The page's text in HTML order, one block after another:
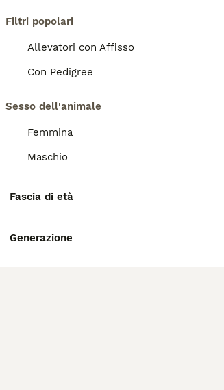
Filtri popolari
Allevatori con Affisso
Con Pedigree
Sesso dell'animale
Femmina
Maschio
Fascia di età
Generazione